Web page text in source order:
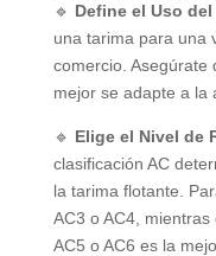
🔹 Define el Uso
una tarima para una
comercio. Asegúrate
mejor se adapte a la
🔹 Elige el Nivel de
clasificación AC
la tarima flotante.
AC3 o AC4,
AC5 o AC6 es la